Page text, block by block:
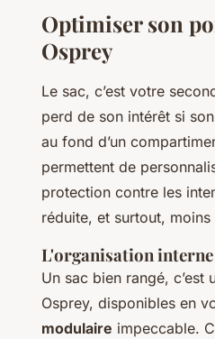
Optimiser son
Osprey
Le sac, c’est votre
perd de son intérêt si
au fond d’un
permettent de
protection contre les
réduite, et surtout,
L'organisation
Un sac bien rangé, c’est
Osprey, disponibles en
modulaire impeccable.